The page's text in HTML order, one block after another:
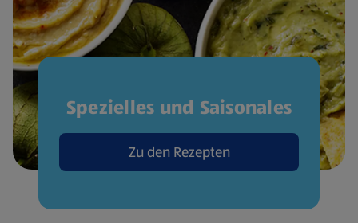
Spezielles und Saisonales
Zu den Rezepten